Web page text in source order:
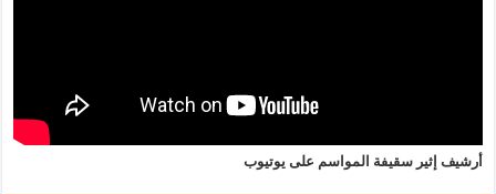
أرشيف إثير سقيفة المواسم على يوتيوب